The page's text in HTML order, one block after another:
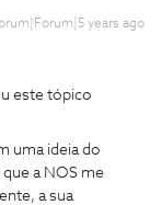
years ago
este tópico
uma ideia do
a NOS me
a sua